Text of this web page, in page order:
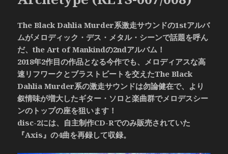
The Black Dahlia Murder系激走サウンドの1stアルバ
ムがメロディック・デス・メタル・シーンで話題を呼ん
だ、the Art of Mankindの2ndアルバム！
2018年2作目の作品となる今作でも、メロディアスな高
速リフワークとブラストビートを交えたThe Black
Dahlia Murder系の激走サウンドは勿論健在で、より
叙情味が増大したギター・ソロと楽曲群でメロデスシー
ンのトップの座を狙います！
disc-2には、自主制作CD-Rでのみ販売されていた
『Axis』の4曲を再録して収録。